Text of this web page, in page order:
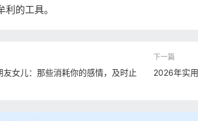
的工具。
女儿：那些消耗你的感情，及时止
2026年实